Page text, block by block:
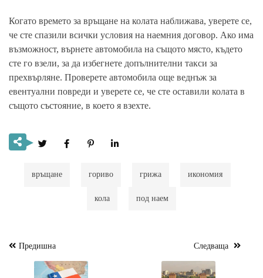
Когато времето за връщане на колата наближава, уверете се,
че сте спазили всички условия на наемния договор. Ако има
възможност, върнете автомобила на същото място, където
сте го взели, за да избегнете допълнителни такси за
прехвърляне. Проверете автомобила още веднъж за
евентуални повреди и уверете се, че сте оставили колата в
същото състояние, в което я взехте.
връщане гориво грижа икономия
кола под наем
Навигация
Предишна Следваща